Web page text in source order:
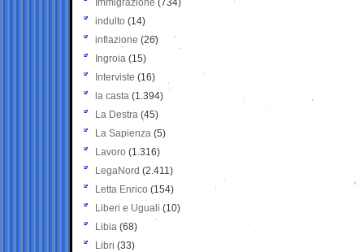
Immigrazione (734)
indulto (14)
inflazione (26)
Ingroia (15)
Interviste (16)
la casta (1.394)
La Destra (45)
La Sapienza (5)
Lavoro (1.316)
LegaNord (2.411)
Letta Enrico (154)
Liberi e Uguali (10)
Libia (68)
Libri (33)